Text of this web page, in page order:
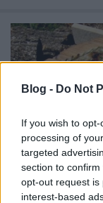
Blog - Do Not
If you wish to
processing of
targeted
section to
opt-out request is
interest-based